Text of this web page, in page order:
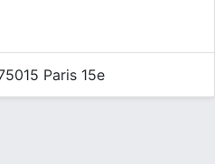
Paris 15e